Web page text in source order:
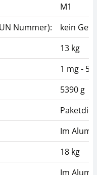
M1
Nummer):
kein
13 kg
1 mg - 5
5390 g
Im
18 kg
Im